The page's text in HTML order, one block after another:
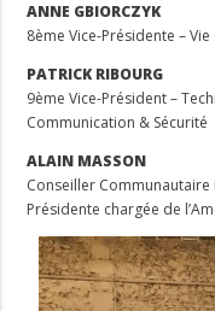
ANNE GBIORCZYK
8ème Vice-Présidente – Vie
PATRICK RIBOURG
9ème Vice-Président –
Communication & Sécurité
ALAIN MASSON
Conseiller
Présidente chargée de